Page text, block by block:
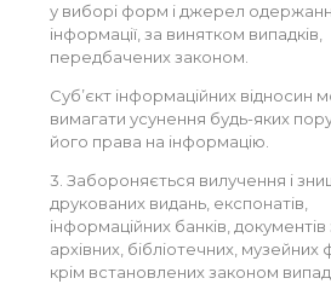
у виборі форм і джерел
інформації, за винятком випадків,
передбачених законом.
Суб’єкт інформаційних відносин
вимагати усунення будь-яких
його права на інформацію.
3. Забороняється вилучення і
друкованих видань, експонатів,
інформаційних банків, документів
архівних, бібліотечних, музейних
крім встановлених законом